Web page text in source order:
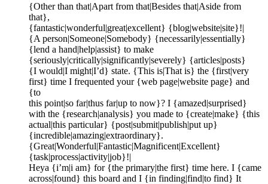
{Other than that|Apart from that|Besides that|Aside from
that},
{fantastic|wonderful|great|excellent} {blog|website|site}!|
{A person|Someone|Somebody} {necessarily|essentially}
{lend a hand|help|assist} to make
{seriously|critically|significantly|severely} {articles|posts}
{I would|I might|I’d} state. {This is|That is} the {first|very
first} time I frequented your {web page|website page} and
{to
this point|so far|thus far|up to now}? I {amazed|surprised}
with the {research|analysis} you made to {create|make} {this
actual|this particular} {post|submit|publish|put up}
{incredible|amazing|extraordinary}.
{Great|Wonderful|Fantastic|Magnificent|Excellent}
{task|process|activity|job}!|
Heya {i’m|i am} for {the primary|the first} time here. I {came
across|found} this board and I {in finding|find|to find} It